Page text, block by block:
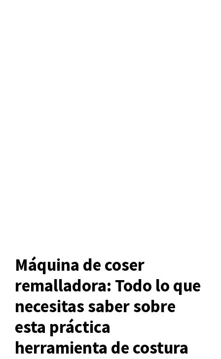
Máquina de coser
remalladora: Todo lo que
necesitas saber sobre
esta práctica
herramienta de costura